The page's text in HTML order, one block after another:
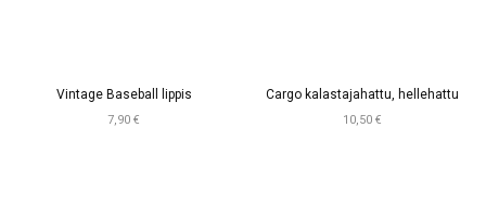
Vintage Baseball lippis
7,90 €
Cargo kalastajahattu, hellehattu
10,50 €